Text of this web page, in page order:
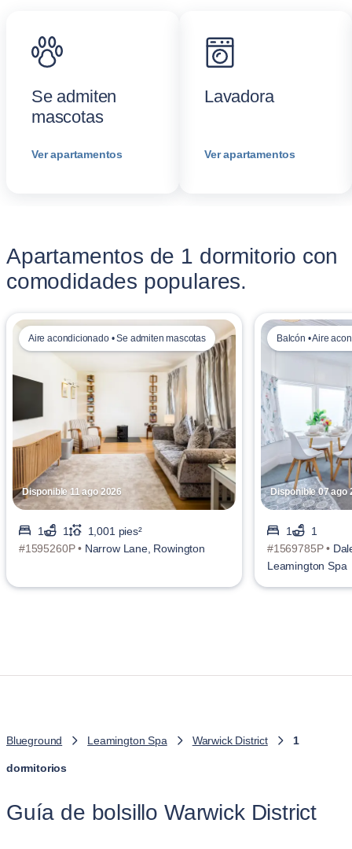
Se admiten
mascotas
Ver apartamentos
Lavadora
Ver apartamentos
Apartamentos de 1 dormitorio con
comodidades populares.
Disponible 11 ago 2026
Aire acondicionado • Se admiten mascotas
1 1
1,001 pies²
#1595260P • Narrow Lane, Rowington
Disponible 07 ago
Balcón • Aire
1
1
#1569785P •
Leamington Spa
Blueground Leamington Spa Warwick District 1
dormitorios
Guía de bolsillo Warwick District